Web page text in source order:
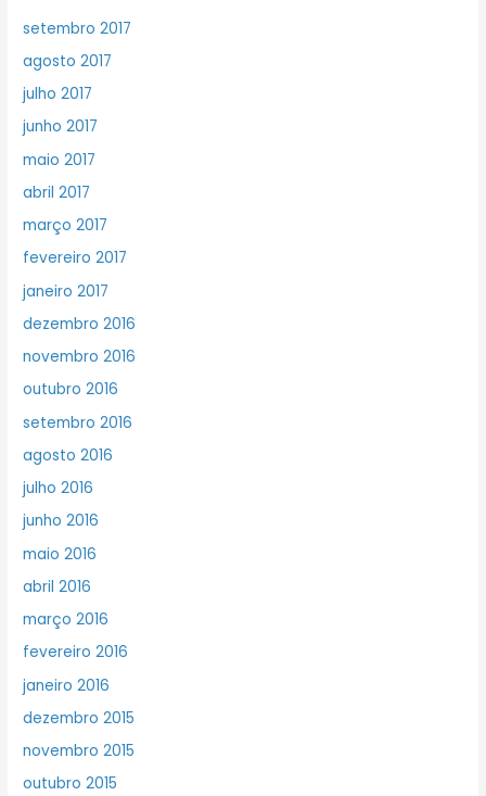
setembro 2017
agosto 2017
julho 2017
junho 2017
maio 2017
abril 2017
março 2017
fevereiro 2017
janeiro 2017
dezembro 2016
novembro 2016
outubro 2016
setembro 2016
agosto 2016
julho 2016
junho 2016
maio 2016
abril 2016
março 2016
fevereiro 2016
janeiro 2016
dezembro 2015
novembro 2015
outubro 2015